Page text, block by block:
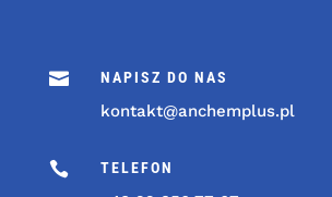
 NAPISZ DO NAS
kontakt@anchemplus.pl
 TELEFON